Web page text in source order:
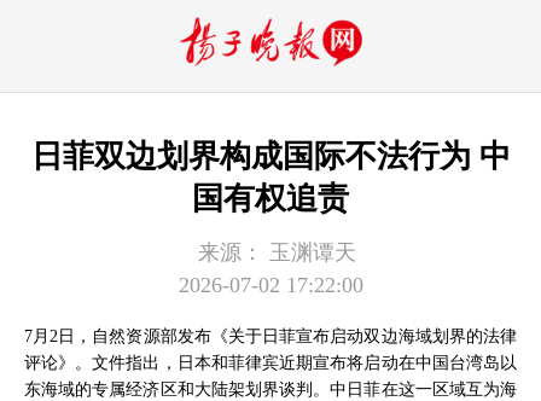
日菲双边划界构成国际不法行为 中
国有权追责
来源：
玉渊谭天
2026-07-02 17:22:00
7月2日，自然资源部发布《关于日菲宣布启动双边海域划界的法律
评论》。文件指出，日本和菲律宾近期宣布将启动在中国台湾岛以
东海域的专属经济区和大陆架划界谈判。中日菲在这一区域互为海